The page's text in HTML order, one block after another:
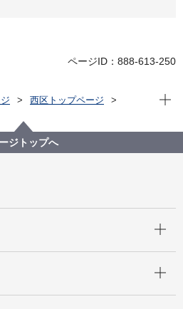
ページID：888-613-250
西区トップページ
日 西区環境行動推進功労者表彰
部総会
現在
ジトップへ